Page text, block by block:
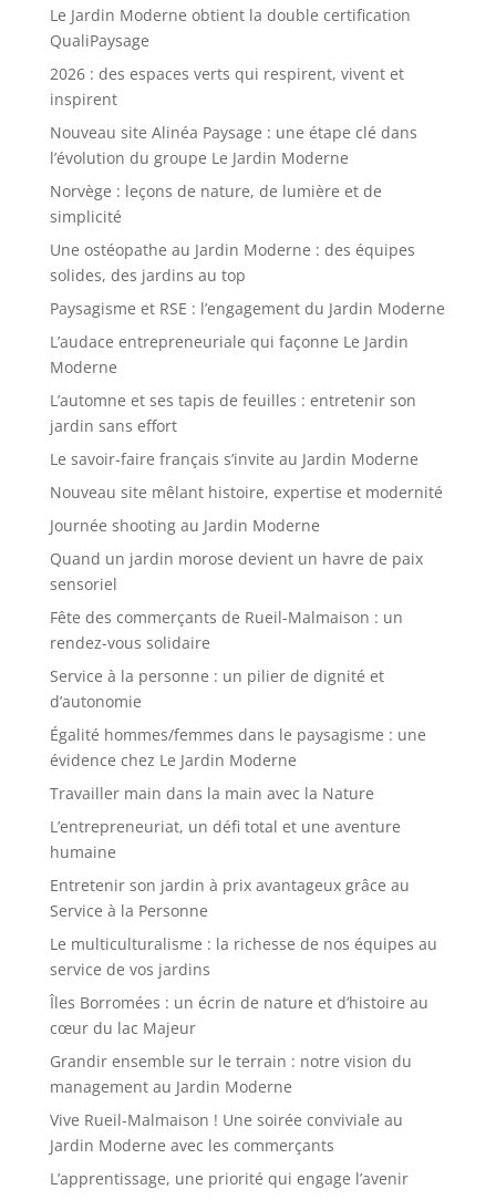
Le Jardin Moderne obtient la double certification
QualiPaysage
2026 : des espaces verts qui respirent, vivent et
inspirent
Nouveau site Alinéa Paysage : une étape clé dans
l’évolution du groupe Le Jardin Moderne
Norvège : leçons de nature, de lumière et de
simplicité
Une ostéopathe au Jardin Moderne : des équipes
solides, des jardins au top
Paysagisme et RSE : l’engagement du Jardin Moderne
L’audace entrepreneuriale qui façonne Le Jardin
Moderne
L’automne et ses tapis de feuilles : entretenir son
jardin sans effort
Le savoir-faire français s’invite au Jardin Moderne
Nouveau site mêlant histoire, expertise et modernité
Journée shooting au Jardin Moderne
Quand un jardin morose devient un havre de paix
sensoriel
Fête des commerçants de Rueil-Malmaison : un
rendez-vous solidaire
Service à la personne : un pilier de dignité et
d’autonomie
Égalité hommes/femmes dans le paysagisme : une
évidence chez Le Jardin Moderne
Travailler main dans la main avec la Nature
L’entrepreneuriat, un défi total et une aventure
humaine
Entretenir son jardin à prix avantageux grâce au
Service à la Personne
Le multiculturalisme : la richesse de nos équipes au
service de vos jardins
Îles Borromées : un écrin de nature et d’histoire au
cœur du lac Majeur
Grandir ensemble sur le terrain : notre vision du
management au Jardin Moderne
Vive Rueil-Malmaison ! Une soirée conviviale au
Jardin Moderne avec les commerçants
L’apprentissage, une priorité qui engage l’avenir